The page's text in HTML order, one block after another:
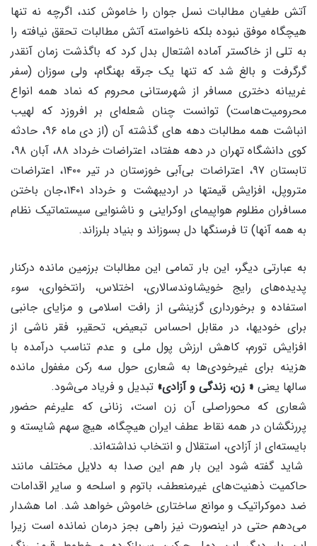
آتش طغیان مطالبات نسل جوان را خاموش کند، اگرچه نه تنها
هیچگاه موفق نبوده بلکه ناخواسته آتش مطالبات تحقق نیافته را
به تلی از خاکستر آماده اشتعال بدل کرد که باگذشت زمان آنقدر
گرگرفت و بالغ شد که تنها یک جرقه بهنگام، ولی سوزان (سفر
غریبانه دختری مسافر از شهرستانی محروم که نماد همه انواع
محرومیت‌هاست) توانست چنان شعله‌ای بر افروزد که لهیب
انباشت همه مطالبات دهه های گذشته آن (از دی ماه ۹۶، حادثه
کوی دانشگاه تهران در دهه هفتاد، اعتراضات خرداد ۸۸، آبان ۹۸،
تابستان ۹۷، اعتراضات بی‌آبی خوزستان در تیر ۱۴۰۰، اعتراضات
متروپل، افزایش قیمتها در اردیبهشت و خرداد ۱۴۰۱،جان باختن
مسافران مظلوم هواپیمای اوکراینی و ناشنوایی سیستماتیک نظام
به همه آنها) تا فرسنگها دل بسوزاند و بنیاد بلرزاند.
به عبارتی دیگر، این بار تمامی این مطالبات برزمین مانده درکنار
پدیده‌های رایج خویشاوندسالاری، اختلاس، رانتخواری، سوء
استفاده و برخورداری گزینشی از رافت اسلامی و مزایای جانبی
برای خودیها، در مقابل احساس تبعیض، تحقیر، فقر ناشی از
افزایش تورم، کاهش ارزش پول ملی و عدم تناسب درآمده با
هزینه برای غیرخودی‌ها به شعاری حول سه رکن مغفول مانده
سالها یعنی « زن، زندگی و آزادی» تبدیل و فریاد می‌شود.
شعاری که محوراصلی آن زن است، زنانی که علیرغم حضور
پررنگشان در همه نقاط عطف ایران هیچگاه، هیچ سهم شایسته و
بایسته‌ای از آزادی، استقلال و انتخاب نداشته‌اند.
شاید گفته شود این بار هم این صدا به دلایل مختلف مانند
حاکمیت ذهنیت‌های غیرمنعطف، باتوم و اسلحه و سایر اقدامات
ضد دموکراتیک و موانع ساختاری خاموش خواهد شد. اما هشدار
می‌دهم حتی در اینصورت نیز راهی بجز درمان نمانده است زیرا